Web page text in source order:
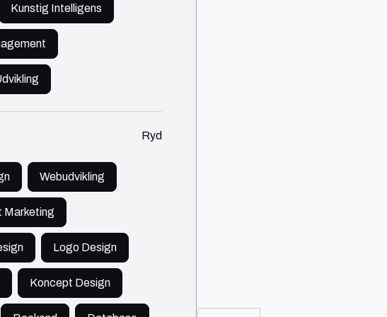
Kunstig Intelligens
Ryd
Webudvikling
Marketing
Logo Design
Koncept Design